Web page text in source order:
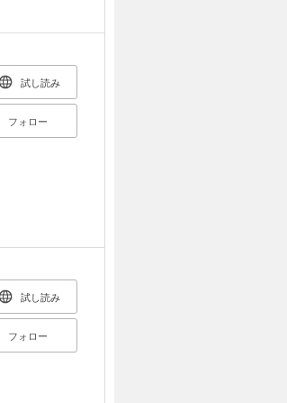
試し読み
フォロー
試し読み
フォロー